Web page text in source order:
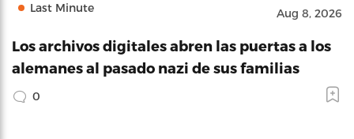
Last Minute Aug 8, 2026
Los archivos digitales abren las puertas a los
alemanes al pasado nazi de sus familias
0